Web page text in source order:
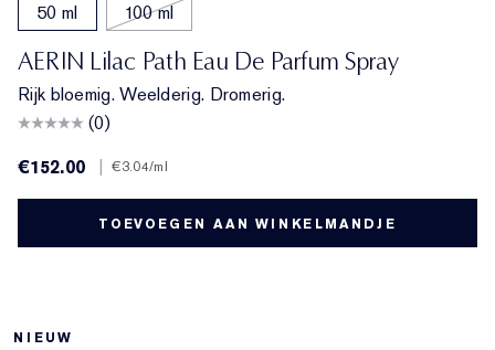
50 ml 100 ml
AERIN Lilac Path Eau De Parfum Spray
Rijk bloemig. Weelderig. Dromerig.
(0)
€152.00
€3.04/ml
TOEVOEGEN AAN WINKELMANDJE
NIEUW